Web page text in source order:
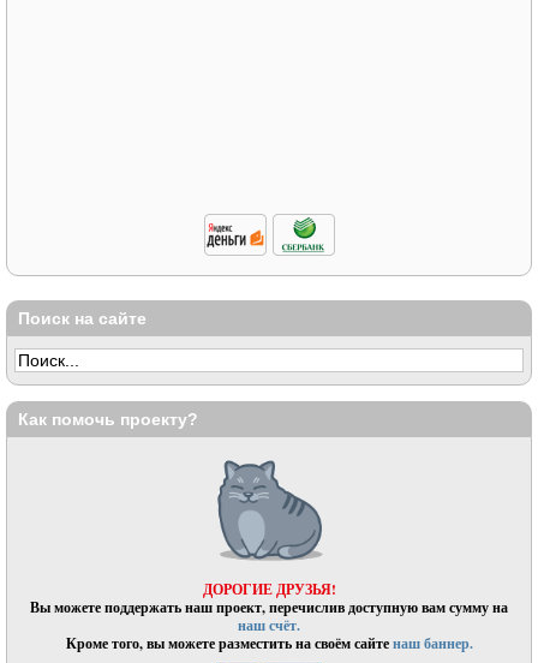
Поиск на сайте
Как помочь проекту?
ДОРОГИЕ ДРУЗЬЯ!
Вы можете поддержать наш проект, перечислив доступную вам сумму на
наш счёт.
Кроме того, вы можете разместить на своём сайтенаш баннер.